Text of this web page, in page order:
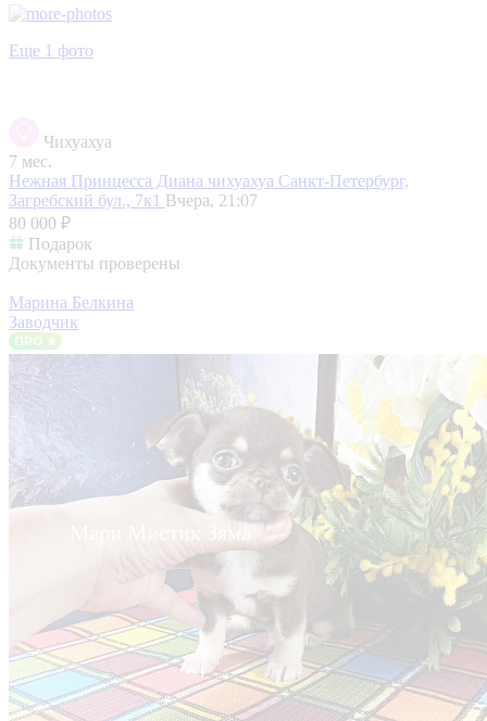
Еще 1 фото
Чихуахуа
7 мес.
Нежная Принцесса Диана чихуахуа Санкт-Петербург,
Загребский бул., 7к1 Вчера, 21:07
80 000 ₽
Подарок
Документы проверены
Марина Белкина
Заводчик